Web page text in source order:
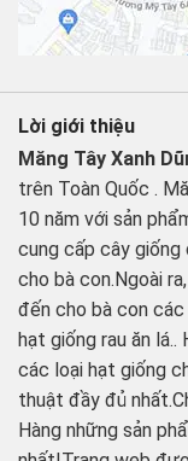
Lời giới thiệu
Măng Tây Xanh
trên Toàn Quốc .
10 năm với sản
cung cấp cây giống
cho bà con.Ngoài
đến cho bà con các
hạt giống rau ăn
các loại hạt giống
thuật đầy đủ
Hàng những sản